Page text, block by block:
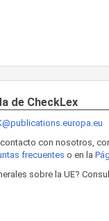
de CheckLex
con nosotros,
frecuentes o en la
sobre la UE?